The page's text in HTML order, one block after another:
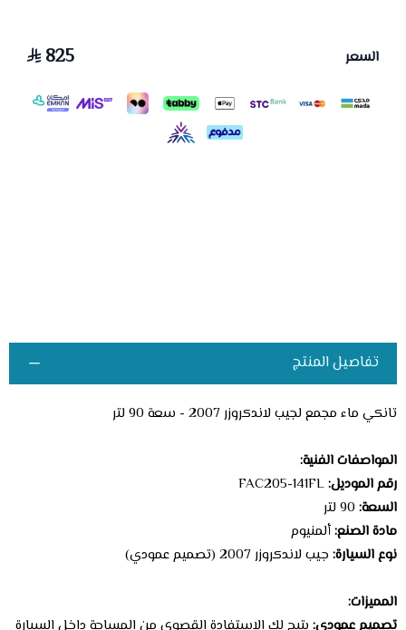
السعر 825
تفاصيل المنتج
تانكي ماء مجمع لجيب لاندكروزر 2007 - سعة 90 لتر
المواصفات الفنية:
رقم الموديل:
السعة:
مادة الصنع:ألمنيوم
نوع السيارة: جيب لاندكروزر 2007 (تصميم عمودي)
المميزات: